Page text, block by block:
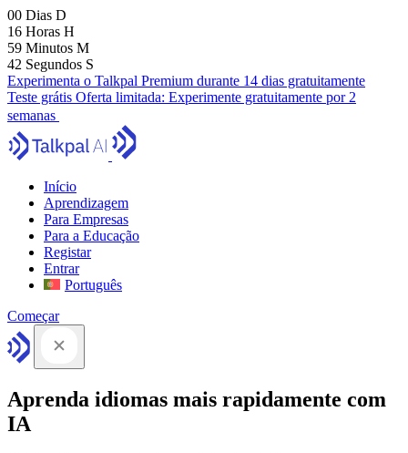
00 Dias D
16 Horas H
59 Minutos M
41 Segundos S
Experimenta o Talkpal Premium durante 14 dias gratuitamente
Teste grátis Oferta limitada: Experimente gratuitamente por 2
semanas
Início
Aprendizagem
Para Empresas
Para a Educação
Registar
Entrar
Português
Começar
Aprenda idiomas mais rapidamente com
IA